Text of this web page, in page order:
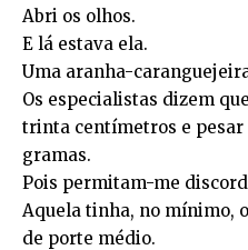
Abri os olhos.
E lá estava ela.
Uma aranha-
Os especialistas dizem
trinta centímetros e pesar
gramas.
Pois permitam-me
Aquela tinha, no mínimo,
de porte médio.